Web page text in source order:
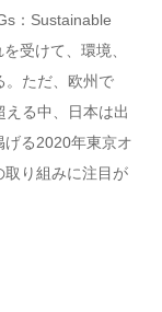
：Sustainable
受けて、環境、
。ただ、欧州で
える中、日本は出
る2020年東京オ
取り組みに注目が